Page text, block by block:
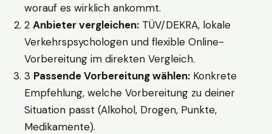
worauf es wirklich ankommt.
2 Anbieter vergleichen: TÜV/DEKRA, lokale
Verkehrspsychologen und flexible Online-
Vorbereitung im direkten Vergleich.
3 Passende Vorbereitung wählen: Konkrete
Empfehlung, welche Vorbereitung zu deiner
Situation passt (Alkohol, Drogen, Punkte,
Medikamente).